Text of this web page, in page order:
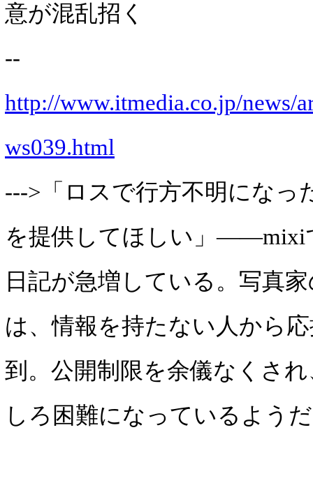
意が混乱招く
--
http://www.itmedia.co.jp/news/
ws039.html
--->「ロスで行方不明になっ
を提供してほしい」――mixi
日記が急増している。写真
は、情報を持たない人から
到。公開制限を余儀なくさ
しろ困難になっているよう